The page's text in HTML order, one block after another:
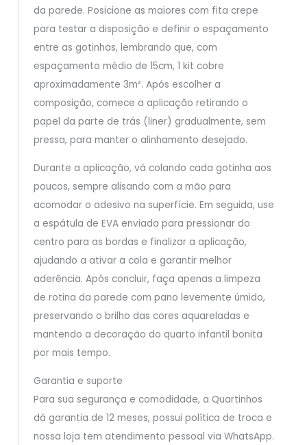
da parede. Posicione as maiores com fita crepe
para testar a disposição e definir o espaçamento
entre as gotinhas, lembrando que, com
espaçamento médio de 15cm, 1 kit cobre
aproximadamente 3m². Após escolher a
composição, comece a aplicação retirando o
papel da parte de trás (liner) gradualmente, sem
pressa, para manter o alinhamento desejado.
Durante a aplicação, vá colando cada gotinha aos
poucos, sempre alisando com a mão para
acomodar o adesivo na superfície. Em seguida, use
a espátula de EVA enviada para pressionar do
centro para as bordas e finalizar a aplicação,
ajudando a ativar a cola e garantir melhor
aderência. Após concluir, faça apenas a limpeza
de rotina da parede com pano levemente úmido,
preservando o brilho das cores aquareladas e
mantendo a decoração do quarto infantil bonita
por mais tempo.
Garantia e suporte
Para sua segurança e comodidade, a Quartinhos
dá garantia de 12 meses, possui política de troca e
nossa loja tem atendimento pessoal via WhatsApp.